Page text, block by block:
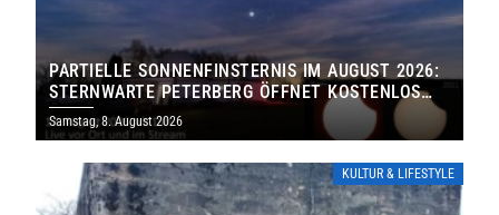
PARTIELLE SONNENFINSTERNIS IM AUGUST 2026:
STERNWARTE PETERBERG ÖFFNET KOSTENLOS
IHRE TORE
Samstag, 8. August 2026
KULTUR & LIFESTYLE